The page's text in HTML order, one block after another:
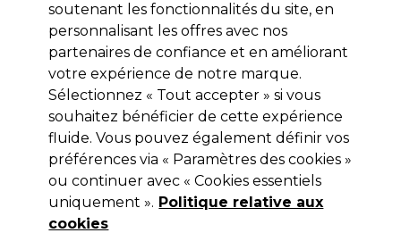
Marques Bons plans Coiffure Electro et Matériel
Livraison et délais
lire la suite
Wella Professionals
Wella Professionals Invigo Color
Service Traitement Pré-Coloration,
185ml
(0)
soutenant les fonctionnalités du site, en
personnalisant les offres avec nos
partenaires de confiance et en améliorant
votre expérience de notre marque.
Sélectionnez « Tout accepter » si vous
souhaitez bénéficier de cette expérience
fluide. Vous pouvez également définir vos
préférences via « Paramètres des cookies »
ou continuer avec « Cookies essentiels
uniquement ». Politique relative aux
cookies